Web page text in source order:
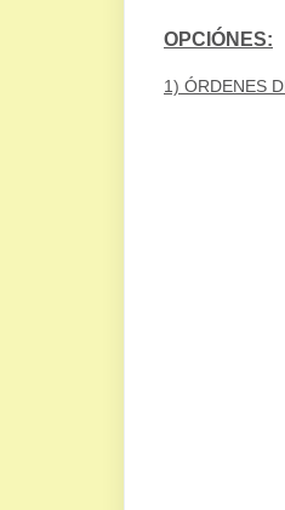
OPCIÓNES:
1) ÓRDENES